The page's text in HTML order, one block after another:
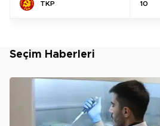
TKP 10
Seçim Haberleri